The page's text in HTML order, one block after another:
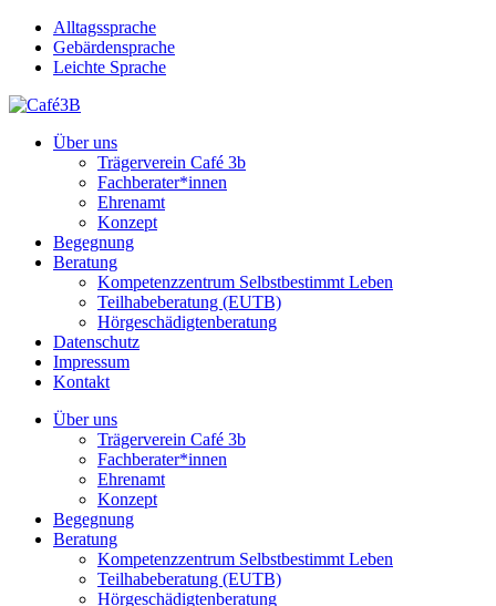
Skip
main
Alltagssprache
Gebärdensprache
Leichte Sprache
Menu
Über uns
Trägerverein Café 3b
Fachberater*innen
Ehrenamt
Konzept
Begegnung
Beratung
Kompetenzzentrum Selbstbestimmt Leben
Teilhabeberatung (EUTB)
Hörgeschädigtenberatung
Datenschutz
Impressum
Kontakt
Über uns
Trägerverein Café 3b
Fachberater*innen
Ehrenamt
Konzept
Begegnung
Beratung
Kompetenzzentrum Selbstbestimmt Leben
Teilhabeberatung (EUTB)
Hörgeschädigtenberatung